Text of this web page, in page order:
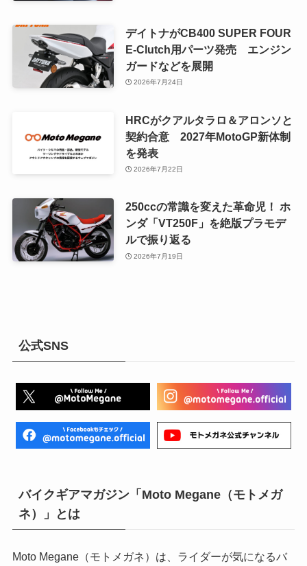
デイトナがCB400 SUPER FOUR
E-Clutch用パーツ発売 エンジン
ガードなどを展開
2026年7月24日
HRCがクアルタラロ＆アロンソと
契約合意 2027年MotoGP新体制
を発表
2026年7月22日
250ccの常識を変えた革命児！ ホ
ンダ「VT250F」を絶版プラモデ
ルで振り返る
2026年7月19日
公式SNS
バイクギアマガジン「Moto Megane（モトメガ
ネ）」とは
Moto Megane（モトメガネ）は、ライダーが気になるバ